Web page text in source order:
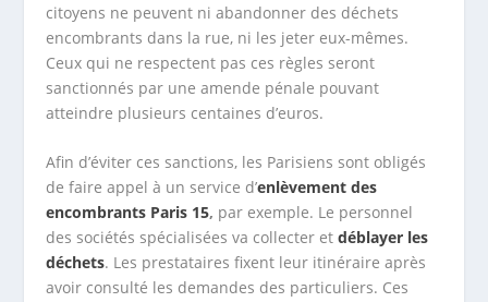
citoyens ne peuvent ni abandonner des déchets
encombrants dans la rue, ni les jeter eux-mêmes.
Ceux qui ne respectent pas ces règles seront
sanctionnés par une amende pénale pouvant
atteindre plusieurs centaines d’euros.
Afin d’éviter ces sanctions, les Parisiens sont obligés
de faire appel à un service d’enlèvement des
encombrants Paris 15, par exemple. Le personnel
des sociétés spécialisées va collecter etdéblayer les
déchets. Les prestataires fixent leur itinéraire après
avoir consulté les demandes des particuliers. Ces